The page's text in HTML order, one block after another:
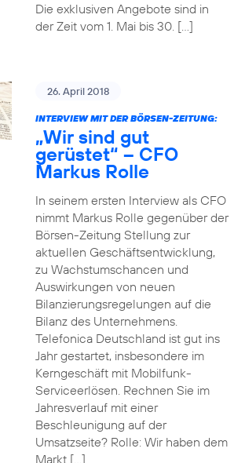
Die exklusiven Angebote sind in
der Zeit vom 1. Mai bis 30. […]
26. April 2018
INTERVIEW MIT DER BÖRSEN-ZEITUNG:
„Wir sind gut
gerüstet“ – CFO
Markus Rolle
In seinem ersten Interview als CFO
nimmt Markus Rolle gegenüber der
Börsen-Zeitung Stellung zur
aktuellen Geschäftsentwicklung,
zu Wachstumschancen und
Auswirkungen von neuen
Bilanzierungsregelungen auf die
Bilanz des Unternehmens.
Telefonica Deutschland ist gut ins
Jahr gestartet, insbesondere im
Kerngeschäft mit Mobilfunk-
Serviceerlösen. Rechnen Sie im
Jahresverlauf mit einer
Beschleunigung auf der
Umsatzseite? Rolle: Wir haben dem
Markt […]